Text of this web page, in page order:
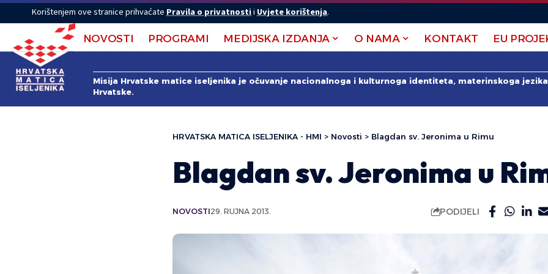
Korištenjem ove stranice prihvaćate Pravila o privatnostii Uvjete korištenja.
NOVOSTI PROGRAMI MEDIJSKA IZDANJA O NAMA KONTAKT EU
Misija Hrvatske matice iseljenika je očuvanje nacionalnoga i kulturnoga identiteta, materinskoga
Hrvatske.
HRVATSKA MATICA ISELJENIKA - HMI > Novosti > Blagdan sv. Jeronima u Rimu
Blagdan sv. Jeronima u
NOVOSTI29. RUJNA 2013. PODIJELI